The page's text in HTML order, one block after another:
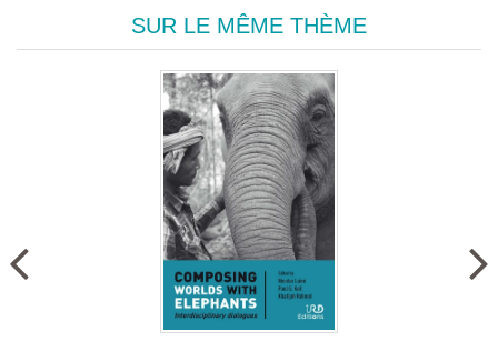
SUR LE MÊME THÈME